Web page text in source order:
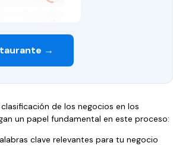
→
de los negocios en los
un papel fundamental en este proceso:
clave relevantes para tu negocio